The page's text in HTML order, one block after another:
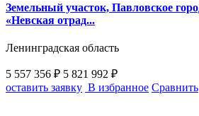
Земельный участок, Павловское
«Невская отрад...
Ленинградская область
5 557 356 ₽ 5 821 992 ₽
оставить заявку В избранное Сравнить